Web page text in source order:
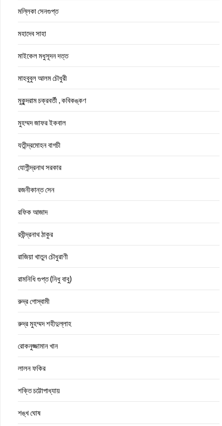
মল্লিকা সেনগুপ্ত
মহাদেব সাহা
মাইকেল মধুসূদন দত্ত
মাহবুবুল আলম চৌধুরী
মুকুন্দরাম চক্রবর্তী , কবিকঙ্কণ
মুহম্মদ জাফর ইকবাল
যতীন্দ্রমোহন বাগচী
যোগীন্দ্রনাথ সরকার
রজনীকান্ত সেন
রফিক আজাদ
রবীন্দ্রনাথ ঠাকুর
রাজিয়া খাতুন চৌধুরাণী
রামনিধি গুপ্ত (নিধু বাবু)
রুদ্র গোস্বামী
রুদ্র মুহম্মদ শহীদুল্লাহ
রোকনুজ্জামান খান
লালন ফকির
শক্তি চট্টোপাধ্যায়
শঙ্খ ঘোষ